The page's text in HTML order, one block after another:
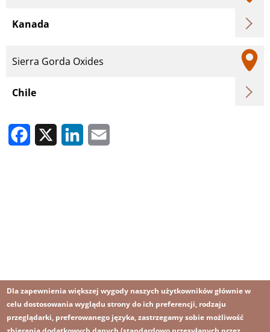
Kanada
Sierra Gorda Oxides
Chile
Facebook LinkedIn
Dla zapewnienia większej wygody naszych użytkowników głównie w
celu dostosowania wyglądu strony do ich preferencji, rodzaju
przeglądarki, preferowanego języka, zastrzegamy sobie możliwość